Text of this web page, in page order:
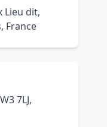
Lieu dit,
France
7LJ,